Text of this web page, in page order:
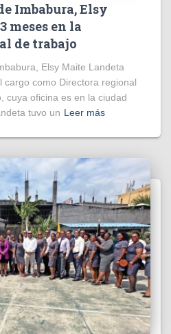
Imbabura, Elsy
meses en la
de trabajo
Elsy Maite Landeta
cargo como Directora regional
cuya oficina es en la ciudad
tuvo un Leer más